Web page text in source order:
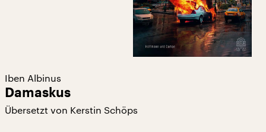
Iben Albinus
Damaskus
Übersetzt von Kerstin Schöps